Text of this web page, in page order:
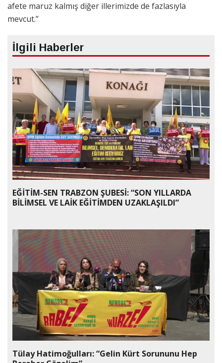
afete maruz kalmış diğer illerimizde de fazlasıyla
mevcut.”
İlgili Haberler
EĞİTİM-SEN TRABZON ŞUBESİ: “SON YILLARDA
BİLİMSEL VE LAİK EĞİTİMDEN UZAKLAŞILDI”
Tülay Hatimoğulları: “Gelin Kürt Sorununu Hep